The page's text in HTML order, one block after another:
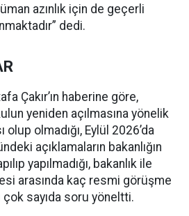
azınlık için de geçerli
dedi.
Çakır’ın haberine göre,
yeniden açılmasına yönelik
olup olmadığı, Eylül 2026’da
açıklamaların bakanlığın
yapılmadığı, bakanlık ile
arasında kaç resmi görüşme
sayıda soru yöneltti.